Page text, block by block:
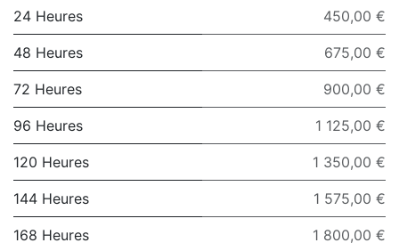
24 Heures
450,00 €
48 Heures 675,00 €
72 Heures 900,00 €
96 Heures 1 125,00 €
120 Heures 1 350,00 €
144 Heures 1 575,00 €
168 Heures 1 800,00 €